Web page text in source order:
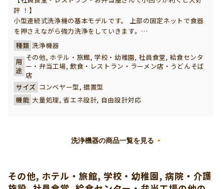
評 ！】
小型連続式洗浄機の基本モデルです。 上部の固定ネットで食器
を押さえながら強力洗浄をしていきます。
コンパクトで小回りが利く設計となっています。 中規模の学校
給食や給食センター、ホテル、旅館、社員食堂様に最適の洗浄
機です。
種類 洗浄機器
用
途
その他, ホテル・旅館, 学校・幼稚園, 社員食堂, 給食センタ
ー・弁当工場, 飲食・レストラン・ラーメン店・うどんそば
店
サイズ コンベヤー型, 据置型
機能 大量処理, 省エネ設計, 自由設計対応
洗浄機器の商品一覧を見る
その他, ホテル・旅館, 学校・幼稚園, 病院・介護